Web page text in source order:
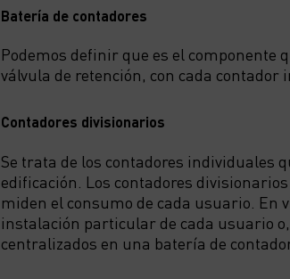
Batería de contadores
Podemos definir que es el componente
válvula de retención, con cada contador
Contadores divisionarios
Se trata de los contadores individuales
edificación. Los contadores
miden el consumo de cada usuario. En
instalación particular de cada usuario
centralizados en una batería de